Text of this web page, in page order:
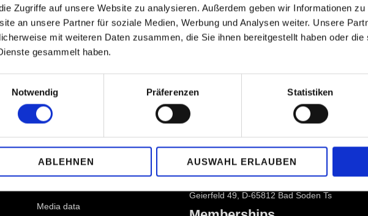
Zugriffe auf unsere Website zu analysieren. Außerdem geben wir Informationen
an unsere Partner für soziale Medien, Werbung und Analysen weiter. Unsere
mit weiteren Daten zusammen, die Sie ihnen bereitgestellt haben oder
gesammelt haben.
Notwendig
Präferenzen Statistiken
ABLEHNEN AUSWAHL ERLAUBEN
SUBSCRIBE TO NEWSLETTER
Quick Links
About us
Media data
Association
info at piano-competition-kronberg.de
Monday to Friday 9:30 am to 6 pm
Geierfeld 49, D-65812 Bad Soden Ts